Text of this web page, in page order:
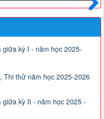
Sau
kỳ I - năm học 2025-
Thi thử năm học 2025-2026
kỳ II - năm học 2025 -